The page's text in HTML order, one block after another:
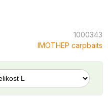
1000343
IMOTHEP carpbaits